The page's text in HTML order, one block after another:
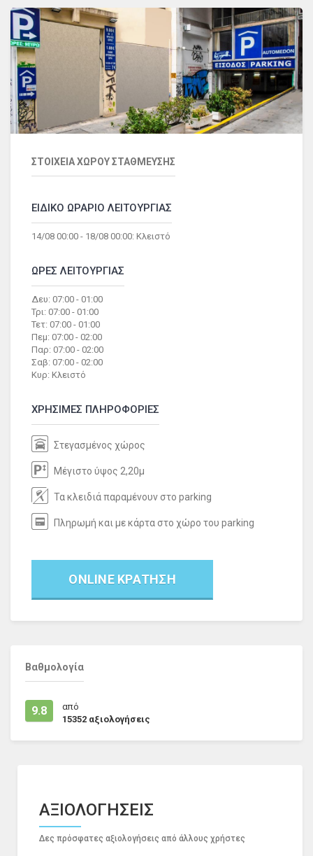
ΣΤΟΙΧΕΙΑ ΧΩΡΟΥ ΣΤΑΘΜΕΥΣΗΣ
ΕΙΔΙΚΟ ΩΡΑΡΙΟ ΛΕΙΤΟΥΡΓΙΑΣ
14/08 00:00 - 18/08 00:00: Κλειστό
ΩΡΕΣ ΛΕΙΤΟΥΡΓΙΑΣ
Δευ: 07:00 - 01:00
Τρι: 07:00 - 01:00
Τετ: 07:00 - 01:00
Πεμ: 07:00 - 02:00
Παρ: 07:00 - 02:00
Σαβ: 07:00 - 02:00
Κυρ: Κλειστό
ΧΡΗΣΙΜΕΣ ΠΛΗΡΟΦΟΡΙΕΣ
Στεγασμένος χώρος
Μέγιστο ύψος 2,20μ
Τα κλειδιά παραμένουν στο parking
Πληρωμή και με κάρτα στο χώρο του parking
ONLINE ΚΡΑΤΗΣΗ
Βαθμολογία
9.8
από
15352 αξιολογήσεις
ΑΞΙΟΛΟΓΗΣΕΙΣ
Δες πρόσφατες αξιολογήσεις από άλλους χρήστες